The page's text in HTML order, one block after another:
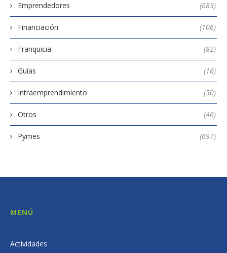
Emprendedores (683)
Financiación (106)
Franquicia (82)
Guías (16)
Intraemprendimiento (50)
Otros (46)
Pymes (697)
MENÚ
Actividades